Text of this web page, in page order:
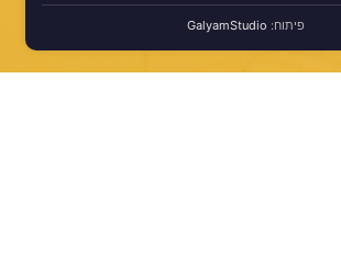
פיתוח:GalyamStudio